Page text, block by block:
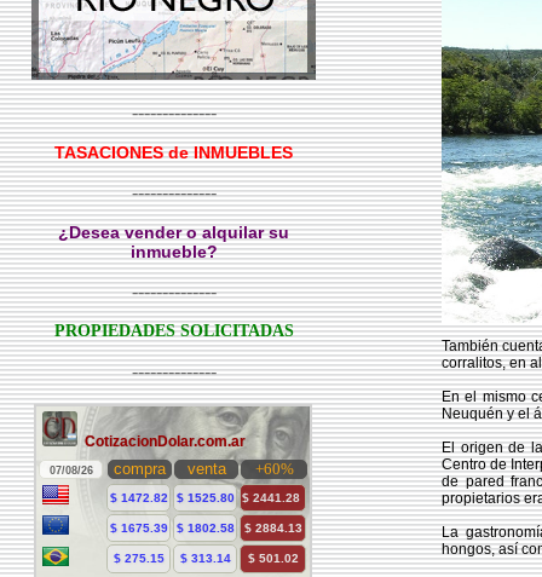
--------------
TASACIONES de INMUEBLES
--------------
¿Desea vender o alquilar su
inmueble?
--------------
PROPIEDADES SOLICITADAS
--------------
También
corralitos, en
En el mismo
Neuquén y el
El origen de
Centro de
de pared
propietarios
La
hongos, así